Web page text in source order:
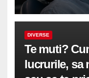
DIVERSE
Te muti?
lucrurile, sa